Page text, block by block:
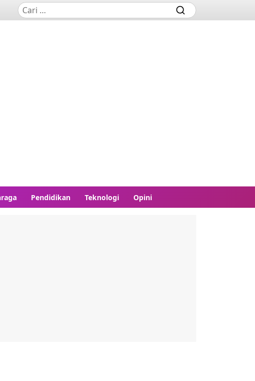
Pendidikan Teknologi Opini